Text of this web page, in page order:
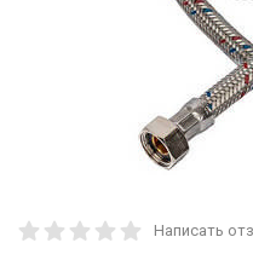
Написать